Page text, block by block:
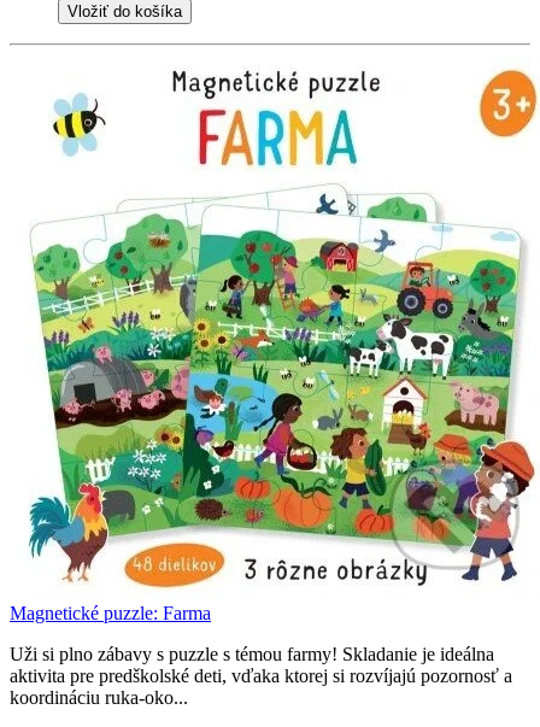
Vložiť do košíka
Magnetické puzzle: Farma
Uži si plno zábavy s puzzle s témou farmy! Skladanie je ideálna
aktivita pre predškolské deti, vďaka ktorej si rozvíjajú pozornosť a
koordináciu ruka-oko...